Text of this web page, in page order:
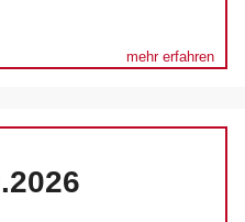
mehr erfahren